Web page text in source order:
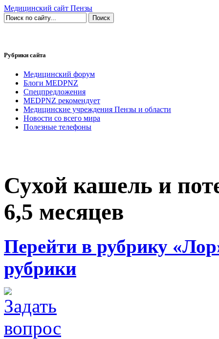
Медицинский сайт Пензы
Рубрики сайта
Медицинский форум
Блоги MEDPNZ
Спецпредложения
MEDPNZ рекомендует
Медицинские учреждения Пензы и области
Новости со всего мира
Полезные телефоны
Сухой кашель и
6,5 месяцев
Перейти в рубрику
рубрики